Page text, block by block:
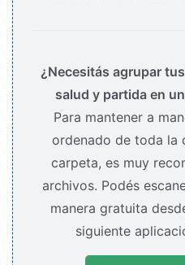
¿Necesitás agrupar
salud y partida en
Para mantener a
ordenado de toda la
carpeta, es muy
archivos. Podés
manera gratuita
siguiente